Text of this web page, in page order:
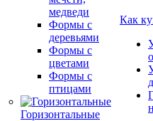
медведи
Формы с
деревьями
Формы с
цветами
Формы с
птицами
Горизонтальные
Как